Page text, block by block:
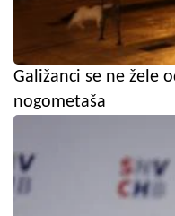
Galižanci se ne žele
nogometaša